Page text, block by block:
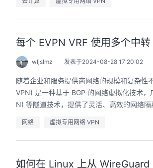
每个 EVPN VRF 使用多个中
wljslmz 发表于2024-08-28 17:20:02
随着企业和服务提供商网络的规模和复杂性
VPN) 是一种基于 BGP 的网络虚拟化技术
N) 等隧道技术，提供了灵活、高效的网络
网络 虚拟专用网络 VPN
如何在 Linux 上从 WireGuard